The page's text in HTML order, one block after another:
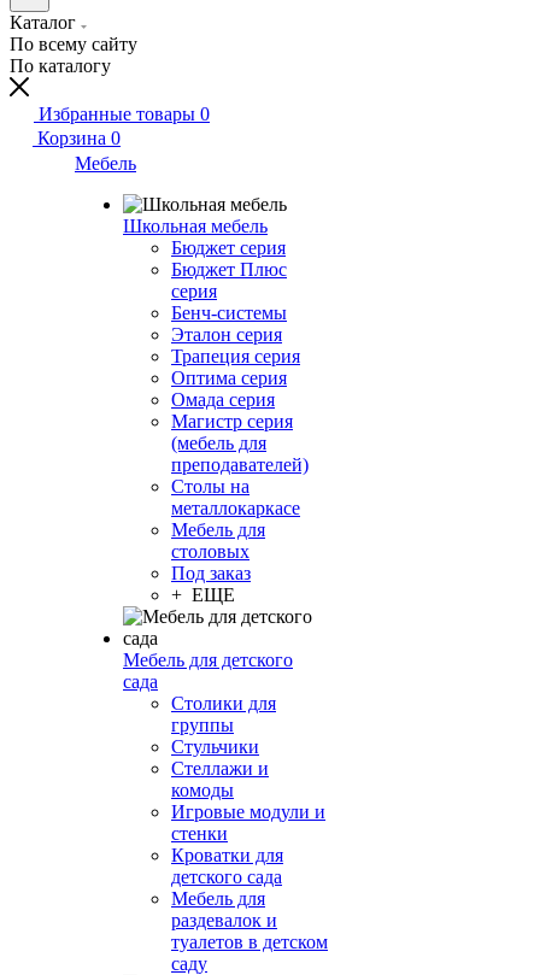
Каталог
По всему сайту
По каталогу
Избранные товары 0
Корзина 0
Мебель
Школьная мебель
Бюджет серия
Бюджет Плюс
серия
Бенч-системы
Эталон серия
Трапеция серия
Оптима серия
Омада серия
Магистр серия
(мебель для
преподавателей)
Столы на
металлокаркасе
Мебель для
столовых
Под заказ
+ ЕЩЕ
Мебель для детского
сада
Столики для
группы
Стульчики
Стеллажи и
комоды
Игровые модули и
стенки
Кроватки для
детского сада
Мебель для
раздевалок и
туалетов в детском
саду